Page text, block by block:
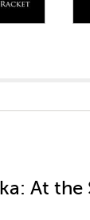
: At the